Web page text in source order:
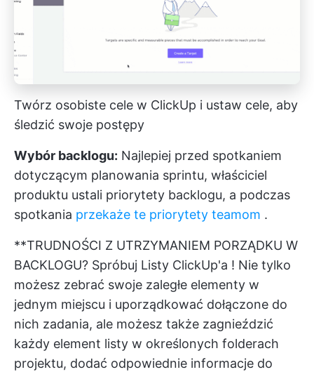
Twórz osobiste cele w ClickUp i ustaw cele, aby
śledzić swoje postępy
Wybór backlogu: Najlepiej przed spotkaniem
dotyczącym planowania sprintu, właściciel
produktu ustali priorytety backlogu, a podczas
spotkania przekaże te priorytety teamom .
**TRUDNOŚCI Z UTRZYMANIEM PORZĄDKU W
BACKLOGU? Spróbuj Listy ClickUp'a ! Nie tylko
możesz zebrać swoje zaległe elementy w
jednym miejscu i uporządkować dołączone do
nich zadania, ale możesz także zagnieździć
każdy element listy w określonych folderach
projektu, dodać odpowiednie informacje do